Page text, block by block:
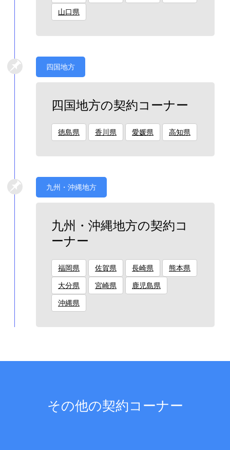
山口県
四国地方
四国地方の契約コーナー
徳島県 香川県 愛媛県 高知県
九州・沖縄地方
九州・沖縄地方の契約コ
ーナー
福岡県 佐賀県 長崎県 熊本県
大分県 宮崎県 鹿児島県
沖縄県
その他の契約コーナー